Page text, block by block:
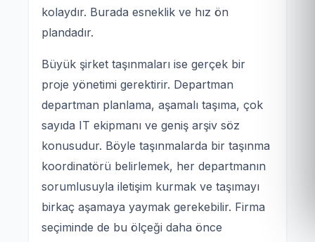
kolaydır. Burada esneklik ve hız ön
plandadır.
Büyük şirket taşınmaları ise gerçek bir
proje yönetimi gerektirir. Departman
departman planlama, aşamalı taşıma, çok
sayıda IT ekipmanı ve geniş arşiv söz
konusudur. Böyle taşınmalarda bir taşınma
koordinatörü belirlemek, her departmanın
sorumlusuyla iletişim kurmak ve taşımayı
birkaç aşamaya yaymak gerekebilir. Firma
seçiminde de bu ölçeği daha önce